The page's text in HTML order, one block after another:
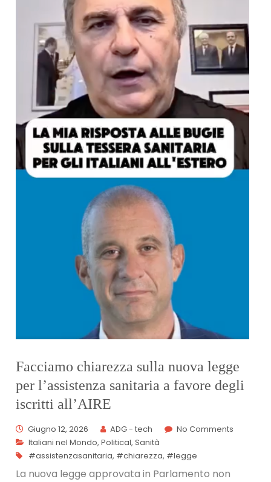
Facciamo chiarezza sulla nuova legge
per l’assistenza sanitaria a favore degli
iscritti all’AIRE
Giugno 12, 2026 ADG - tech
No Comments
Italiani nel Mondo,Political,Sanità
#assistenzasanitaria, #chiarezza, #legge
La nuova legge approvata in Parlamento non